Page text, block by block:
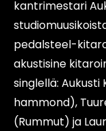
kantrimestari
pedalsteel-
akustisine
singlellä:
hammond),
(Rummut) ja